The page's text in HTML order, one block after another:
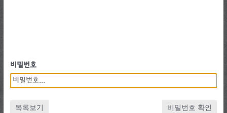
비밀번호
목록보기 비밀번호 확인